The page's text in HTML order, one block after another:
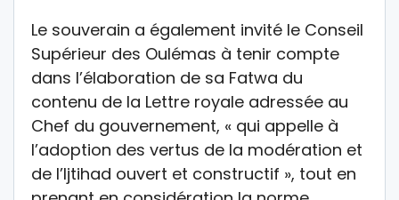
Le souverain a également invité le Conseil
Supérieur des Oulémas à tenir compte
dans l’élaboration de sa Fatwa du
contenu de la Lettre royale adressée au
Chef du gouvernement, « qui appelle à
l’adoption des vertus de la modération et
de l’Ijtihad ouvert et constructif », tout en